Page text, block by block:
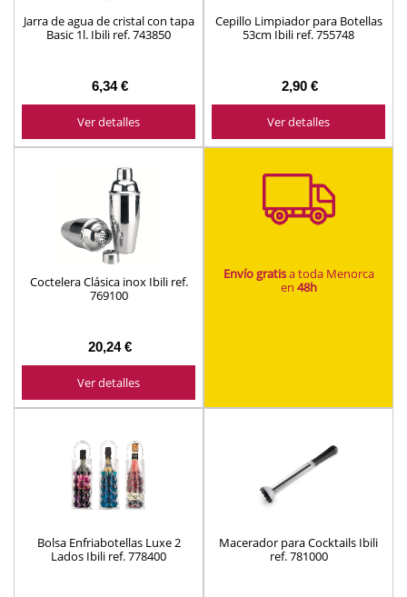
Jarra de agua de cristal con tapa
Basic 1l. Ibili ref. 743850
6,34 €
Ver detalles
Cepillo Limpiador para Botellas
53cm Ibili ref. 755748
2,90 €
Ver detalles
Coctelera Clásica inox Ibili ref.
769100
20,24 €
Ver detalles
Envío gratisa toda Menorca
en 48h
Bolsa Enfriabotellas Luxe 2
Lados Ibili ref. 778400
Macerador para Cocktails Ibili
ref. 781000